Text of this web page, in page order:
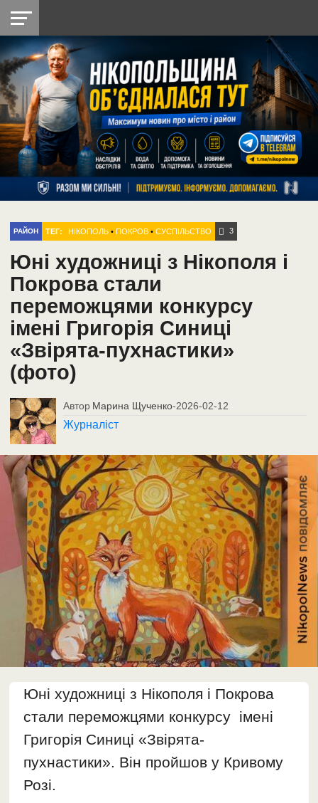
НІКОПОЛЬ
РАЙОН
СІЧЕСЛАВСЬКА
УКРАЇНА
РЕТРО
НІКОПОЛЬ
ЛАЙТ
УКРАЇНА
ДОПОМОГА
РАДІО
РАЙОН ТЕГ: НІКОПОЛЬ •ПОКРОВ •СУСПІЛЬСТВО 3
Юні художниці з Нікополя і
Покрова стали
переможцями конкурсу
імені Григорія Синиці
«Звірята-пухнастики»
(фото)
Автор Марина Щученко-2026-02-12
Журналіст
Юні художниці з Нікополя і Покрова
стали переможцями конкурсу імені
Григорія Синиці «Звірята-
пухнастики». Він пройшов у Кривому
Розі.